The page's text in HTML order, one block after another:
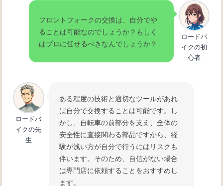
フロントフォークの交換は、自分でや
ることは可能なのでしょうか？もしく
はプロに任せるべきなんでしょうか？
ロードバ
イクの初
心者
ロードバ
イクの先
生
ある程度の技術と適切なツールがあれ
ば自分で交換することは可能です。し
かし、自転車の前部分を支え、全体の
安全性に直接関わる部品ですから、経
験が浅い方が自分で行うにはリスクも
伴います。そのため、自信がない場合
は専門店に依頼することをおすすめし
ます。